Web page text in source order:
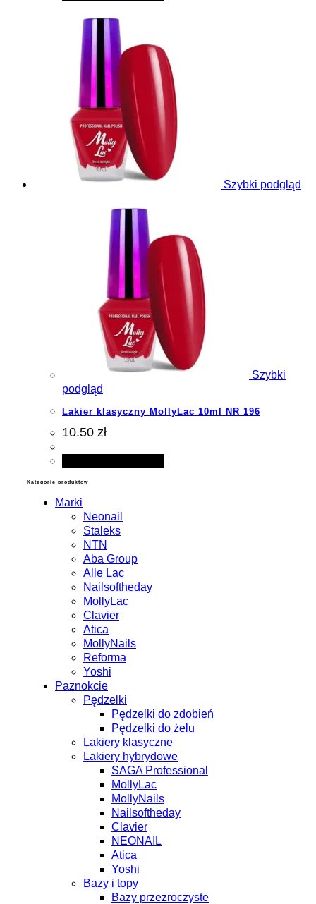
Szybki podgląd
Szybki
podgląd
Lakier klasyczny MollyLac 10ml NR 196
10.50 zł
Kategorie produktów
Marki
Neonail
Staleks
NTN
Aba Group
Alle Lac
Nailsoftheday
MollyLac
Clavier
Atica
MollyNails
Reforma
Yoshi
Paznokcie
Pędzelki
Pędzelki do zdobień
Pędzelki do żelu
Lakiery klasyczne
Lakiery hybrydowe
SAGA Professional
MollyLac
MollyNails
Nailsoftheday
Clavier
NEONAIL
Atica
Yoshi
Bazy i topy
Bazy przezroczyste